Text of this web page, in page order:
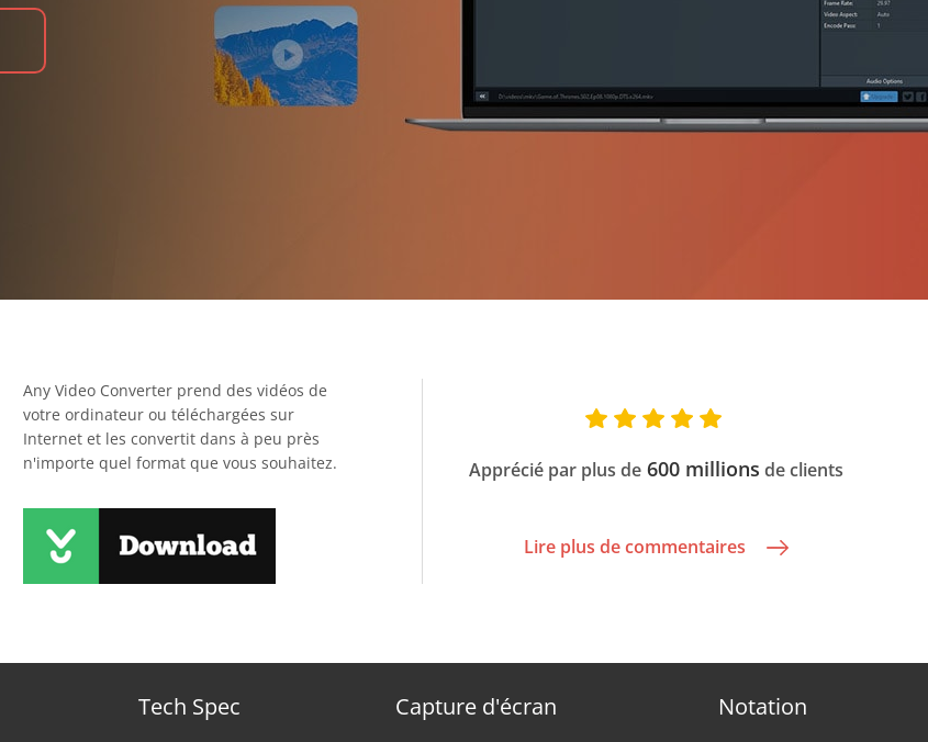
Any Video Converter prend des vidéos de
votre ordinateur ou téléchargées sur
Internet et les convertit dans à peu près
n'importe quel format que vous souhaitez.
Apprécié par plus de 600 millions de clients
Lire plus de commentaires
Tech Spec Capture d'écran Notation